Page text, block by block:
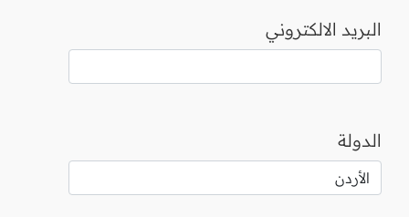
البريد الالكتروني
الدولة